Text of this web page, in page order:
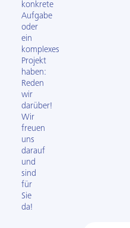
konkrete
Aufgabe
oder
ein
komplexes
Projekt
haben:
Reden
wir
darüber!
Wir
freuen
uns
darauf
und
sind
für
Sie
da!